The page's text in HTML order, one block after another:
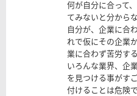
何が自分に合って
てみないと分からな
自分が、企業に合
れで仮にその企業
業に合わず苦労す
いろんな業界、企
を見つける事がす
付けることは危険で